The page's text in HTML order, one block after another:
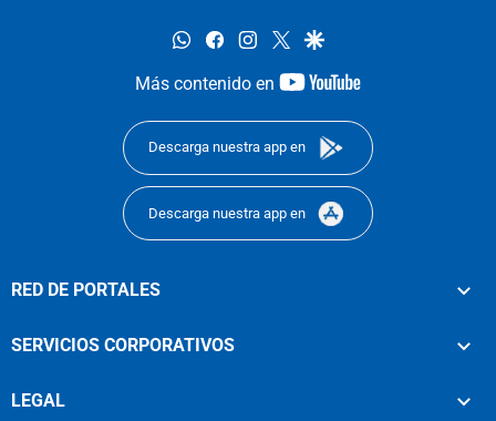
whatsappfacebookinstagram
twittergoogle
Más contenido en
youtube-
Descarga nuestra app en
Descarga nuestra app en
RED DE PORTALES
SERVICIOS CORPORATIVOS
LEGAL